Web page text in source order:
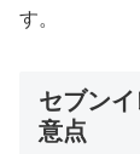
す。
セブン
意点